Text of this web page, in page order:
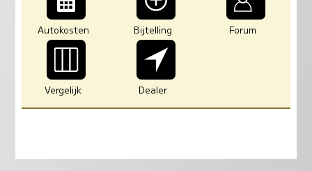
Autokosten Bijtelling Forum
Vergelijk Dealer